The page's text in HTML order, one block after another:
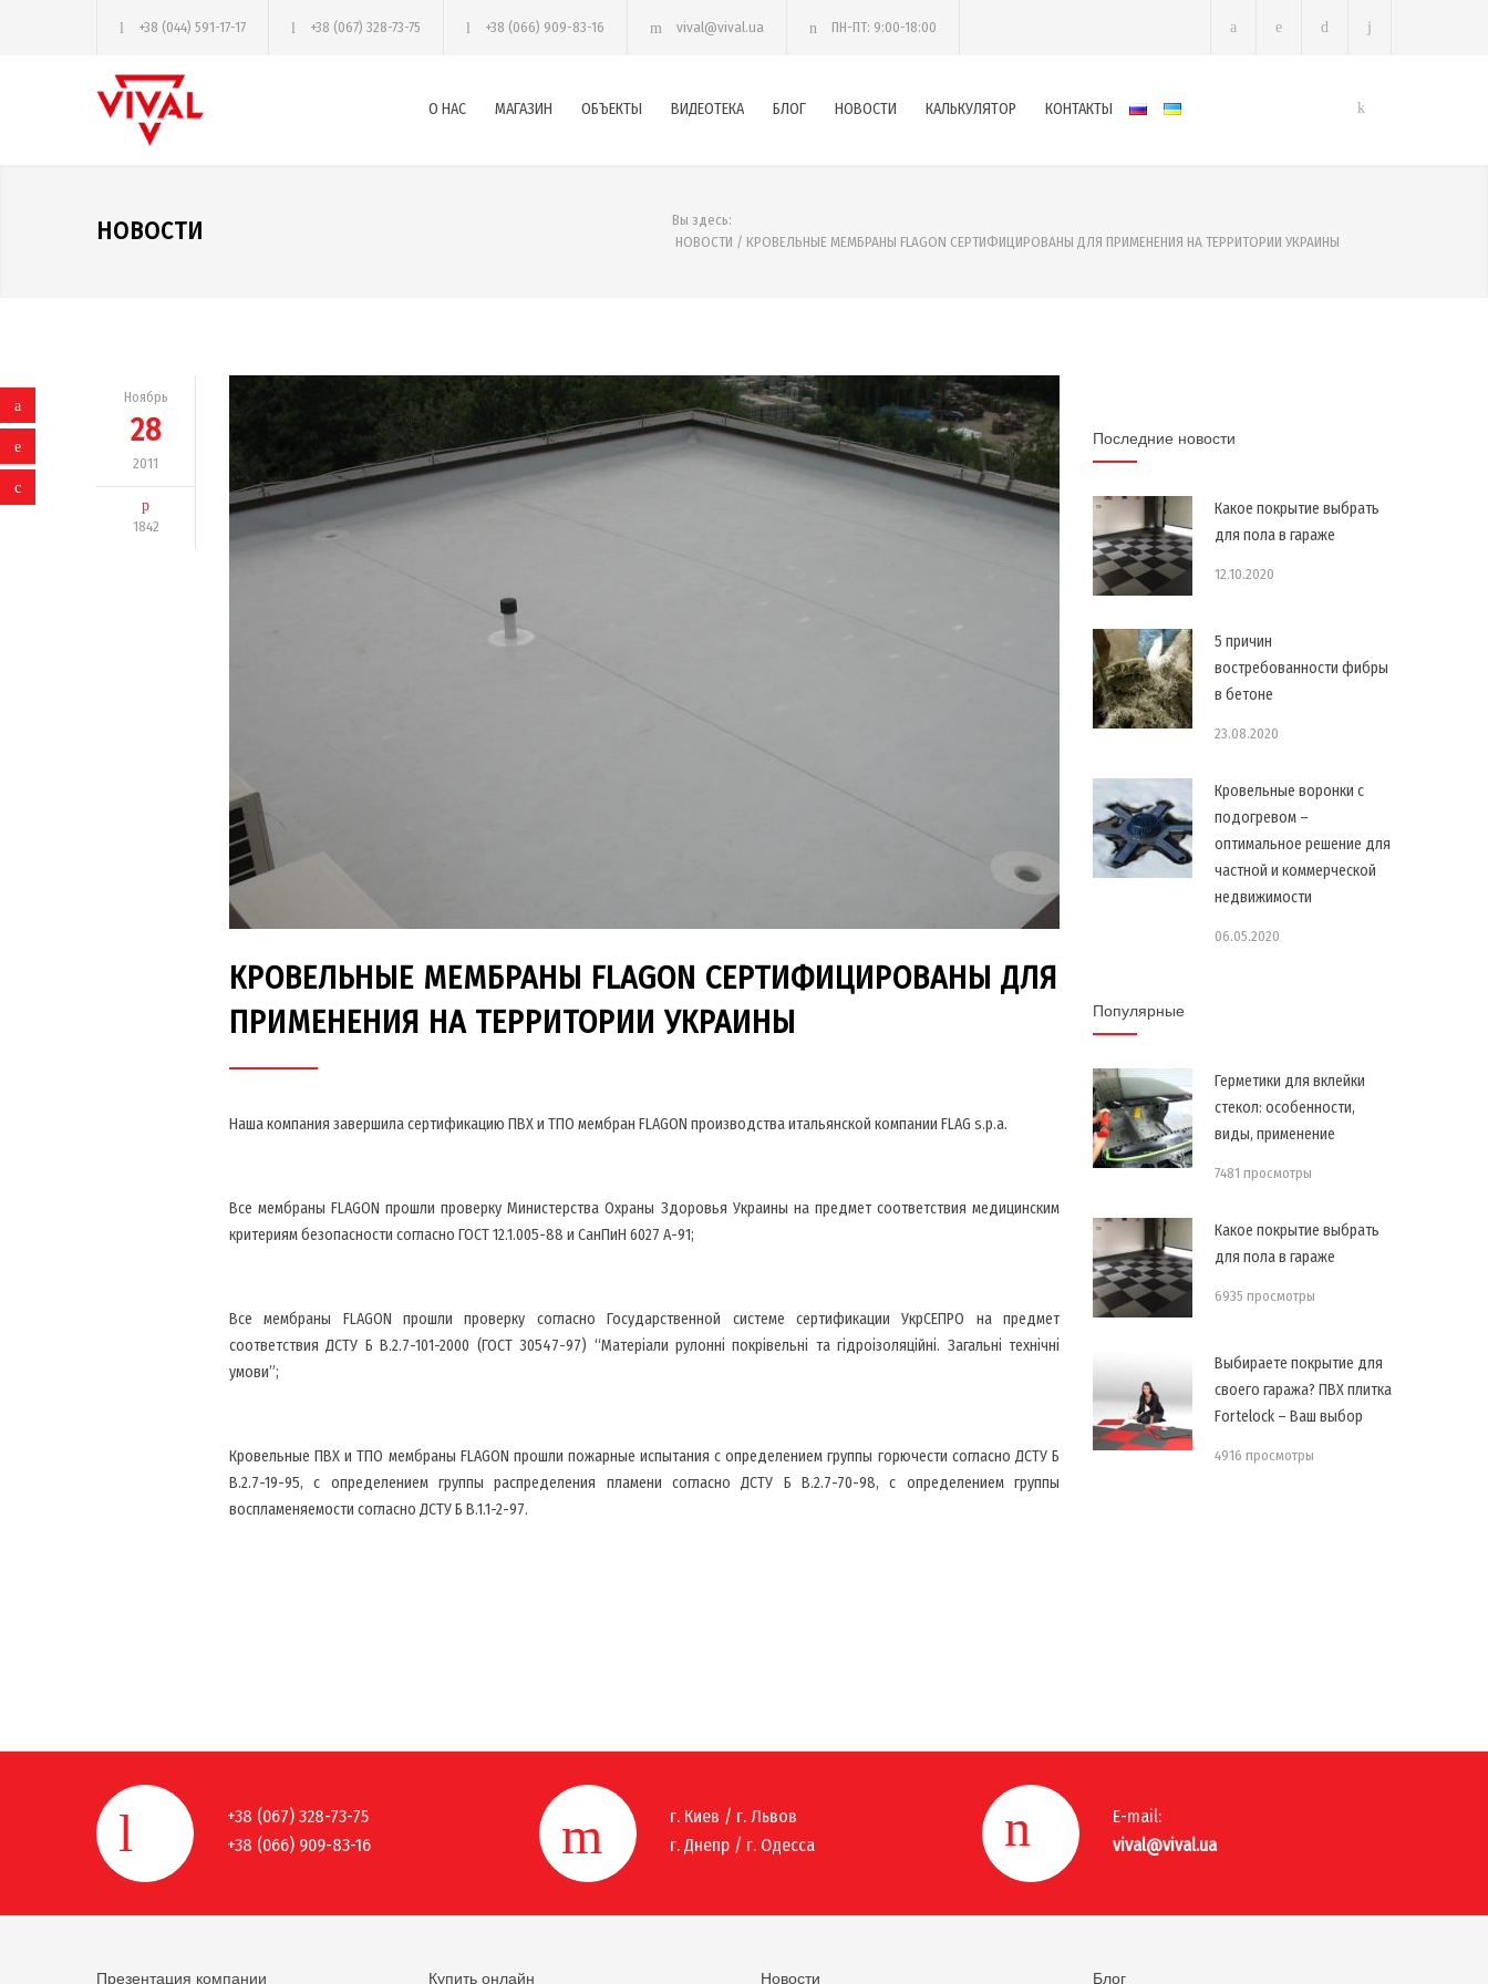
+38 (044) 591-17-17 +38 (067) 328-73-75 +38 (066) 909-83-16 vival@vival.ua ПН-ПТ: 9:00-18:00
О НАС МАГАЗИН ОБЪЕКТЫ ВИДЕОТЕКА БЛОГ НОВОСТИ КАЛЬКУЛЯТОР КОНТАКТЫ
НОВОСТИ
Вы здесь:
НОВОСТИ / КРОВЕЛЬНЫЕ МЕМБРАНЫ FLAGON СЕРТИФИЦИРОВАНЫ ДЛЯ ПРИМЕНЕНИЯ НА ТЕРРИТОРИИ УКРАИНЫ
Ноябрь
28
2011
1842
КРОВЕЛЬНЫЕ МЕМБРАНЫ FLAGON СЕРТИФИЦИРОВАНЫ ДЛЯ
ПРИМЕНЕНИЯ НА ТЕРРИТОРИИ УКРАИНЫ
Наша компания завершила сертификацию ПВХ и ТПО мембран FLAGON производства итальянской компании FLAG s.p.a.
Все мембраны FLAGON прошли проверку Министерства Охраны Здоровья Украины на предмет соответствия медицинским
критериям безопасности согласно ГОСТ 12.1.005-88 и СанПиН 6027 А-91;
Все мембраны FLAGON прошли проверку согласно Государственной системе сертификации УкрСЕПРО на предмет
соответствия ДСТУ Б В.2.7-101-2000 (ГОСТ 30547-97) “Матеріали рулонні покрівельні та гідроізоляційні. Загальні технічні
умови”;
Кровельные ПВХ и ТПО мембраны FLAGON прошли пожарные испытания с определением группы горючести согласно ДСТУ Б
В.2.7-19-95, с определением группы распределения пламени согласно ДСТУ Б В.2.7-70-98, с определением группы
воспламеняемости согласно ДСТУ Б В.1.1-2-97.
Последние новости
Какое покрытие выбрать
для пола в гараже
12.10.2020
5 причин
востребованности фибры
в бетоне
23.08.2020
Кровельные воронки с
подогревом –
оптимальное решение для
частной и коммерческой
недвижимости
06.05.2020
Популярные
Герметики для вклейки
стекол: особенности,
виды, применение
7481 просмотры
Какое покрытие выбрать
для пола в гараже
6935 просмотры
Выбираете покрытие для
своего гаража? ПВХ плитка
Fortelock – Ваш выбор
4916 просмотры
+38 (067) 328-73-75
+38 (066) 909-83-16
г. Киев / г. Львов
г. Днепр / г. Одесса
E-mail:
vival@vival.ua
Презентация компании Купить онлайн Новости Блог